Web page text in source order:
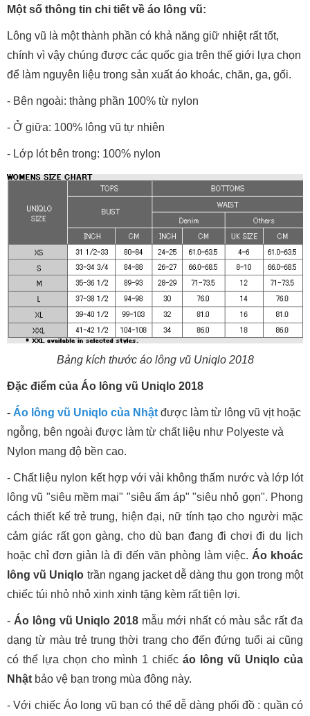
Một số thông tin chi tiết về áo lông vũ:
Lông vũ là một thành phần có khả năng giữ nhiệt rất tốt,
chính vì vậy chúng được các quốc gia trên thế giới lựa chọn
để làm nguyên liệu trong sản xuất áo khoác, chăn, ga, gối.
- Bên ngoài: thàng phần 100% từ nylon
- Ở giữa: 100% lông vũ tự nhiên
- Lớp lót bên trong: 100% nylon
Bảng kích thước áo lông vũ Uniqlo 2018
Đặc điểm của Áo lông vũ Uniqlo 2018
- Áo lông vũ Uniqlo của Nhật được làm từ lông vũ vịt hoặc
ngỗng, bên ngoài được làm từ chất liệu như Polyeste và
Nylon mang độ bền cao.
- Chất liệu nylon kết hợp với vải không thấm nước và lớp lót
lông vũ "siêu mềm mại" "siêu ấm áp" "siêu nhỏ gọn". Phong
cách thiết kế trẻ trung, hiện đại, nữ tính tạo cho người mặc
cảm giác rất gọn gàng, cho dù bạn đang đi chơi đi du lịch
hoặc chỉ đơn giản là đi đến văn phòng làm việc. Áo khoác
lông vũ Uniqlo trần ngang jacket dễ dàng thu gọn trong một
chiếc túi nhỏ nhỏ xinh xinh tặng kèm rất tiện lợi.
- Áo lông vũ Uniqlo 2018 mẫu mới nhất có màu sắc rất đa
dạng từ màu trẻ trung thời trang cho đến đứng tuổi ai cũng
có thể lựa chọn cho mình 1 chiếc áo lông vũ Uniqlo của
Nhật bảo vệ bạn trong mùa đông này.
- Với chiếc Áo long vũ bạn có thể dễ dàng phối đồ : quần có